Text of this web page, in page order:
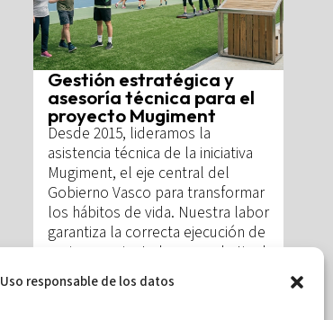
Uso responsable de los datos
Gestión estratégica y
asesoría técnica para el
proyecto Mugiment
Desde 2015, lideramos la
asistencia técnica de la iniciativa
Mugiment, el eje central del
Gobierno Vasco para transformar
los hábitos de vida. Nuestra labor
garantiza la correcta ejecución de
acciones orientadas a combatir el
sedentarismo y promover una
sociedad vasca más activa y